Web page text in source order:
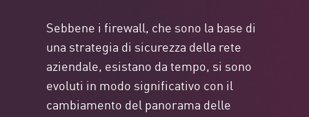
Sebbene i firewall, che sono la base di
una strategia di sicurezza della rete
aziendale, esistano da tempo, si sono
evoluti in modo significativo con il
cambiamento del panorama delle